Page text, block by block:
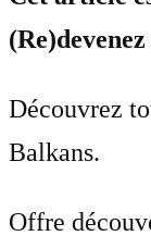
Découvrez
Balkans.
Offre